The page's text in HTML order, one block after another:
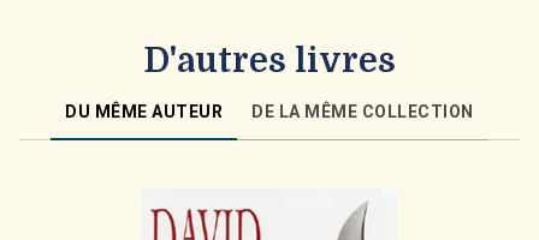
D'autres livres
DU MÊME AUTEUR DE LA MÊME COLLECTION